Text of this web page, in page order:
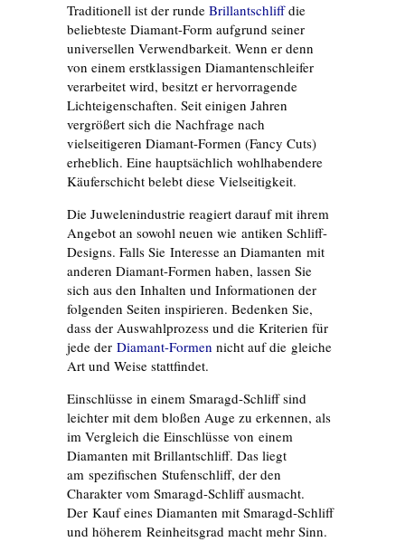
Traditionell ist der rundeBrillantschliffdie
beliebteste Diamant-Form aufgrund seiner
universellen Verwendbarkeit. Wenn er denn
von einem erstklassigen Diamantenschleifer
verarbeitet wird, besitzt er hervorragende
Lichteigenschaften. Seit einigen Jahren
vergrößert sich die Nachfrage nach
vielseitigeren Diamant-Formen (Fancy Cuts)
erheblich. Eine hauptsächlich wohlhabendere
Käuferschicht belebt diese Vielseitigkeit.
Die Juwelenindustrie reagiert darauf mit ihrem
Angebot an sowohl neuen wie antiken Schliff-
Designs. Falls Sie Interesse an Diamanten mit
anderen Diamant-Formen haben, lassen Sie
sich aus den Inhalten und Informationen der
folgenden Seiten inspirieren. Bedenken Sie,
dass der Auswahlprozess und die Kriterien für
jede derDiamant-Formen nicht auf die gleiche
Art und Weise stattfindet.
Einschlüsse in einem Smaragd-Schliff sind
leichter mit dem bloßen Auge zu erkennen, als
im Vergleich die Einschlüsse von einem
Diamanten mit Brillantschliff. Das liegt
am spezifischen Stufenschliff, der den
Charakter vom Smaragd-Schliff ausmacht.
Der Kauf eines Diamanten mit Smaragd-Schliff
und höherem Reinheitsgrad macht mehr Sinn.